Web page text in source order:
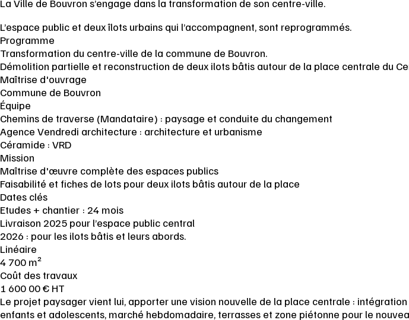
La Ville de Bouvron s’engage dans la transformation de son centre-ville.
L’espace public et deux îlots urbains qui l’accompagnent, sont reprogrammés.
Programme
Transformation du centre-ville de la commune de Bouvron.
Démolition partielle et reconstruction de deux ilots bâtis autour de la place centrale du
Maîtrise d'ouvrage
Commune de Bouvron
Équipe
Chemins de traverse (Mandataire) : paysage et conduite du changement
Agence Vendredi architecture : architecture et urbanisme
Céramide : VRD
Mission
Maîtrise d'œuvre complète des espaces publics
Faisabilité et fiches de lots pour deux ilots bâtis autour de la place
Dates clés
Etudes + chantier : 24 mois
Livraison 2025 pour l’espace public central
2026 : pour les ilots bâtis et leurs abords.
Linéaire
4 700 m²
Coût des travaux
1 600 00 € HT
Le projet paysager vient lui, apporter une vision nouvelle de la place centrale :
enfants et adolescents, marché hebdomadaire, terrasses et zone piétonne pour le